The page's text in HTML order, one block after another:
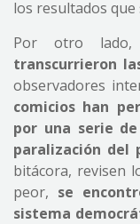
los resultados
Por otro lado,
transcurrieron
observadores
comicios han
por una serie
paralización del
bitácora, revisen
peor, se
sistema